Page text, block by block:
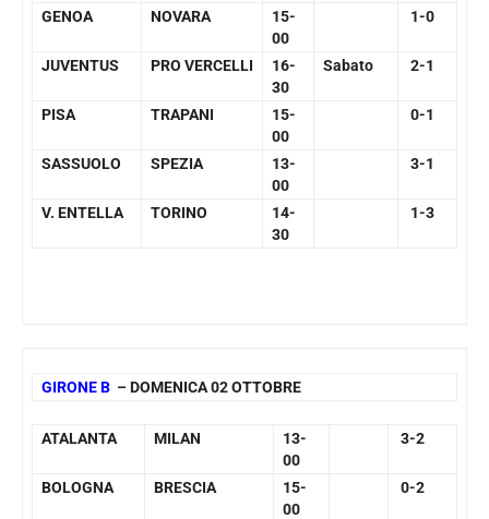
GENOA NOVARA
15-
00
1-0
JUVENTUS PRO VERCELLI
16-
30
Sabato 2-1
PISA TRAPANI
15-
00
0-1
SASSUOLO SPEZIA
13-
00
3-1
V. ENTELLA TORINO
14-
30
1-3
GIRONE B – DOMENICA 02 OTTOBRE
ATALANTA MILAN
13-
00
3-2
BOLOGNA BRESCIA
15-
00
0-2